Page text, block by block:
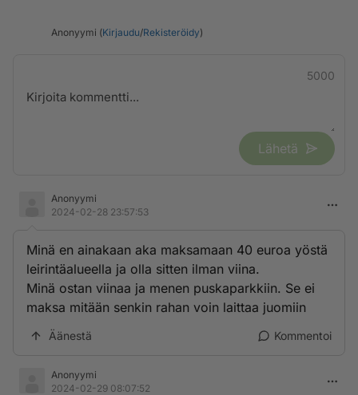
Anonyymi (Kirjaudu/Rekisteröidy)
5000
Lähetä
Anonyymi
2024-02-28 23:57:53
Minä en ainakaan aka maksamaan 40 euroa yöstä
leirintäalueella ja olla sitten ilman viina.
Minä ostan viinaa ja menen puskaparkkiin. Se ei
maksa mitään senkin rahan voin laittaa juomiin
Äänestä Kommentoi
Anonyymi
2024-02-29 08:07:52